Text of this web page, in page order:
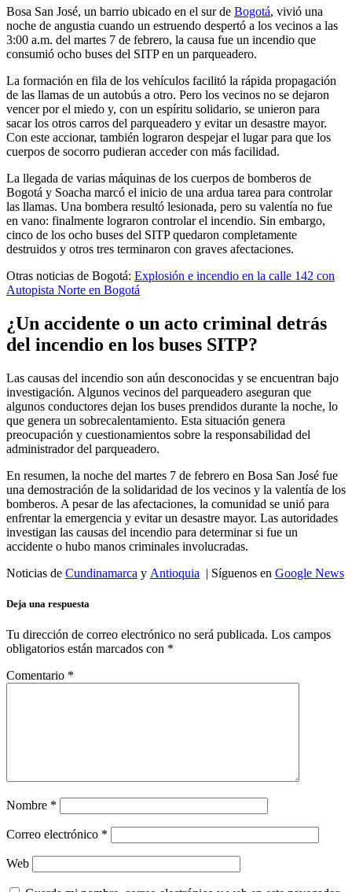
Bosa San José, un barrio ubicado en el sur de Bogotá, vivió una
noche de angustia cuando un estruendo despertó a los vecinos a las
3:00 a.m. del martes 7 de febrero, la causa fue un incendio que
consumió ocho buses del SITP en un parqueadero.
La formación en fila de los vehículos facilitó la rápida propagación
de las llamas de un autobús a otro. Pero los vecinos no se dejaron
vencer por el miedo y, con un espíritu solidario, se unieron para
sacar los otros carros del parqueadero y evitar un desastre mayor.
Con este accionar, también lograron despejar el lugar para que los
cuerpos de socorro pudieran acceder con más facilidad.
La llegada de varias máquinas de los cuerpos de bomberos de
Bogotá y Soacha marcó el inicio de una ardua tarea para controlar
las llamas. Una bombera resultó lesionada, pero su valentía no fue
en vano: finalmente lograron controlar el incendio. Sin embargo,
cinco de los ocho buses del SITP quedaron completamente
destruidos y otros tres terminaron con graves afectaciones.
Otras noticias de Bogotá: Explosión e incendio en la calle 142 con
Autopista Norte en Bogotá
¿Un accidente o un acto criminal detrás
del incendio en los buses SITP?
Las causas del incendio son aún desconocidas y se encuentran bajo
investigación. Algunos vecinos del parqueadero aseguran que
algunos conductores dejan los buses prendidos durante la noche, lo
que genera un sobrecalentamiento. Esta situación genera
preocupación y cuestionamientos sobre la responsabilidad del
administrador del parqueadero.
En resumen, la noche del martes 7 de febrero en Bosa San José fue
una demostración de la solidaridad de los vecinos y la valentía de los
bomberos. A pesar de las afectaciones, la comunidad se unió para
enfrentar la emergencia y evitar un desastre mayor. Las autoridades
investigan las causas del incendio para determinar si fue un
accidente o hubo manos criminales involucradas.
Noticias de Cundinamarca y Antioquia | Síguenos en Google News
Deja una respuesta
Tu dirección de correo electrónico no será publicada. Los campos
obligatorios están marcados con *
Comentario *
Nombre *
Correo electrónico *
Web